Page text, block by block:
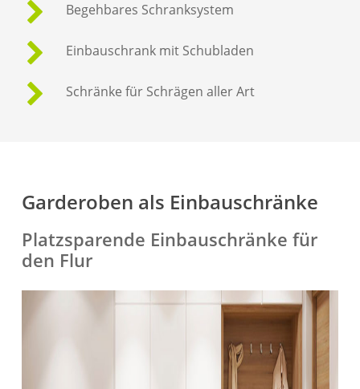
Begehbares Schranksystem
Einbauschrank mit Schubladen
Schränke für Schrägen aller Art
Garderoben als Einbauschränke
Platzsparende Einbauschränke für
den Flur